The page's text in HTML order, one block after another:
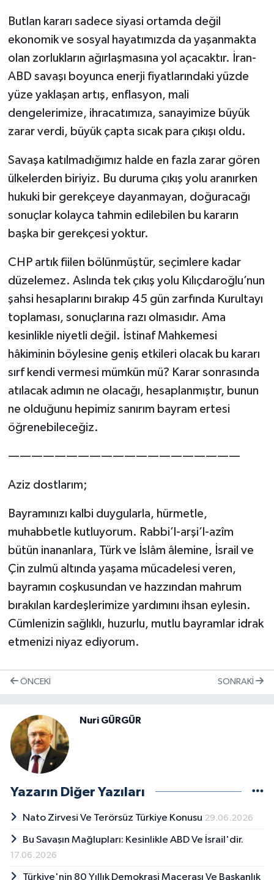
Butlan kararı sadece siyasi ortamda değil
ekonomik ve sosyal hayatımızda da yaşanmakta
olan zorlukların ağırlaşmasına yol açacaktır. İran-
ABD savaşı boyunca enerji fiyatlarındaki yüzde
yüze yaklaşan artış, enflasyon, mali
dengelerimize, ihracatımıza, sanayimize büyük
zarar verdi, büyük çapta sıcak para çıkışı oldu.
Savaşa katılmadığımız halde en fazla zarar gören
ülkelerden biriyiz. Bu duruma çıkış yolu aranırken
hukuki bir gerekçeye dayanmayan, doğuracağı
sonuçlar kolayca tahmin edilebilen bu kararın
başka bir gerekçesi yoktur.
CHP artık fiilen bölünmüştür, seçimlere kadar
düzelemez. Aslında tek çıkış yolu Kılıçdaroğlu’nun
şahsi hesaplarını bırakıp 45 gün zarfında Kurultayı
toplaması, sonuçlarına razı olmasıdır. Ama
kesinlikle niyetli değil. İstinaf Mahkemesi
hâkiminin böylesine geniş etkileri olacak bu kararı
sırf kendi vermesi mümkün mü? Karar sonrasında
atılacak adımın ne olacağı, hesaplanmıştır, bunun
ne olduğunu hepimiz sanırım bayram ertesi
öğrenebileceğiz.
————————————————————
Aziz dostlarım;
Bayramınızı kalbi duygularla, hürmetle,
muhabbetle kutluyorum. Rabbi’l-arşi’l-azîm
bütün inananlara, Türk ve İslâm âlemine, İsrail ve
Çin zulmü altında yaşama mücadelesi veren,
bayramın coşkusundan ve hazzından mahrum
bırakılan kardeşlerimize yardımını ihsan eylesin.
Cümlenizin sağlıklı, huzurlu, mutlu bayramlar idrak
etmenizi niyaz ediyorum.
ÖNCEKI SONRAKI
Nuri GÜRGÜR
Yazarın Diğer Yazıları
Nato Zirvesi Ve Terörsüz Türkiye Konusu 29.06.2026
Bu Savaşın Mağlupları: Kesinlikle ABD Ve İsrail'dir.
17.06.2026
Türkiye'nin 80 Yıllık Demokrasi Macerası Ve Başkanlık